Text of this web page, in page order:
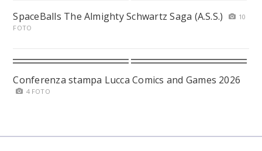
SpaceBalls The Almighty Schwartz Saga (A.S.S.)
10
FOTO
Conferenza stampa Lucca Comics and Games 2026
4 FOTO